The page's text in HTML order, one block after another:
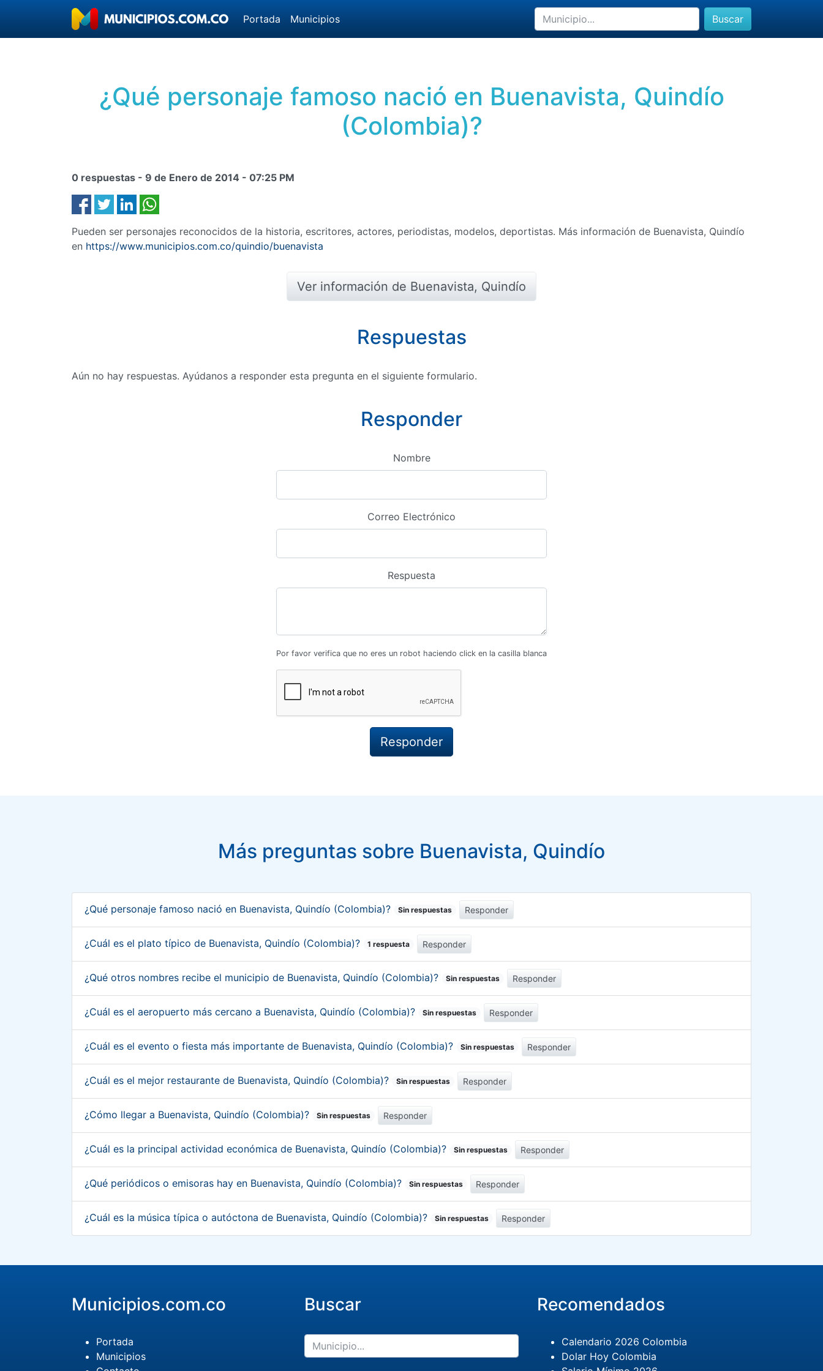
Portada Municipios Buscar
¿Qué personaje famoso nació en Buenavista, Quindío
(Colombia)?
0 respuestas - 9 de Enero de 2014 - 07:25 PM
Pueden ser personajes reconocidos de la historia, escritores, actores, periodistas, modelos, deportistas. Más información de Buenavista, Quindío
en https://www.municipios.com.co/quindio/buenavista
Ver información de Buenavista, Quindío
Respuestas
Aún no hay respuestas. Ayúdanos a responder esta pregunta en el siguiente formulario.
Responder
Nombre
Correo Electrónico
Respuesta
Por favor verifica que no eres un robot haciendo click en la casilla blanca
Más preguntas sobre Buenavista, Quindío
¿Qué personaje famoso nació en Buenavista, Quindío (Colombia)? Sin respuestas Responder
¿Cuál es el plato típico de Buenavista, Quindío (Colombia)? 1 respuesta Responder
¿Qué otros nombres recibe el municipio de Buenavista, Quindío (Colombia)? Sin respuestas Responder
¿Cuál es el aeropuerto más cercano a Buenavista, Quindío (Colombia)? Sin respuestas Responder
¿Cuál es el evento o fiesta más importante de Buenavista, Quindío (Colombia)? Sin respuestas Responder
¿Cuál es el mejor restaurante de Buenavista, Quindío (Colombia)? Sin respuestas Responder
¿Cómo llegar a Buenavista, Quindío (Colombia)? Sin respuestas Responder
¿Cuál es la principal actividad económica de Buenavista, Quindío (Colombia)? Sin respuestas Responder
¿Qué periódicos o emisoras hay en Buenavista, Quindío (Colombia)? Sin respuestas Responder
¿Cuál es la música típica o autóctona de Buenavista, Quindío (Colombia)? Sin respuestas Responder
Municipios.com.co
Portada
Municipios
Buscar Recomendados
Calendario 2026 Colombia
Dolar Hoy Colombia